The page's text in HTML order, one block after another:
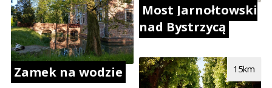
Zamek na wodzie
Most Jarnołtowski
nad Bystrzycą
15km